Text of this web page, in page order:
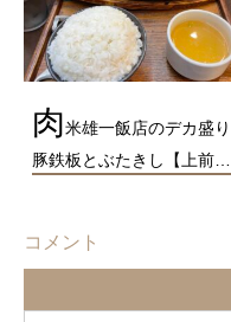
肉米雄一飯店のデカ盛り
豚鉄板とぶたきし【上前…
コメント